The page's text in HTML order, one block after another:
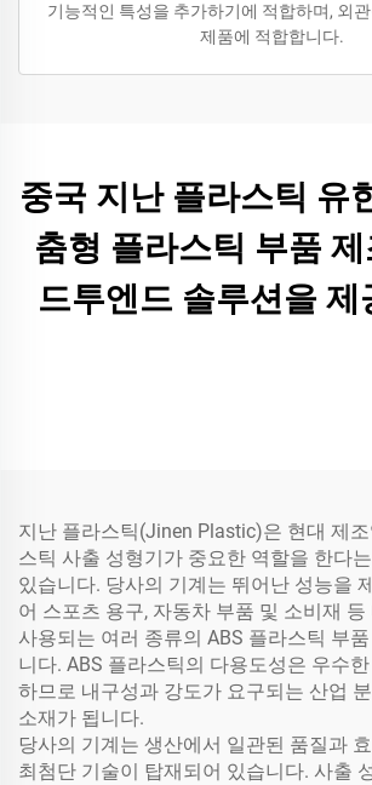
기능적인 특성을 추가하기에 적합하며, 외
제품에 적합합니다.
중국 지난 플라스틱 유
춤형 플라스틱 부품
드투엔드 솔루션을 제
지난 플라스틱(Jinen Plastic)은 현대 제
스틱 사출 성형기가 중요한 역할을 한다
있습니다. 당사의 기계는 뛰어난 성능을
어 스포츠 용구, 자동차 부품 및 소비재 등
사용되는 여러 종류의 ABS 플라스틱 부
니다. ABS 플라스틱의 다용도성은 우수
하므로 내구성과 강도가 요구되는 산업
소재가 됩니다.
당사의 기계는 생산에서 일관된 품질과
최첨단 기술이 탑재되어 있습니다. 사출